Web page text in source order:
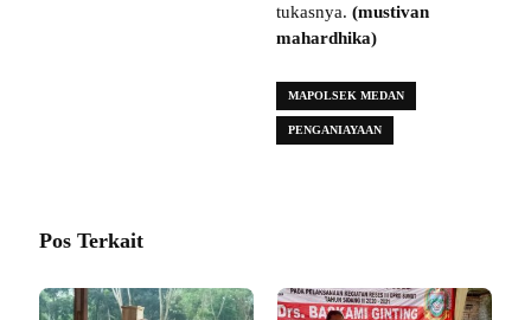
tukasnya. (mustivan
mahardhika)
MAPOLSEK MEDAN
PENGANIAYAAN
Pos Terkait